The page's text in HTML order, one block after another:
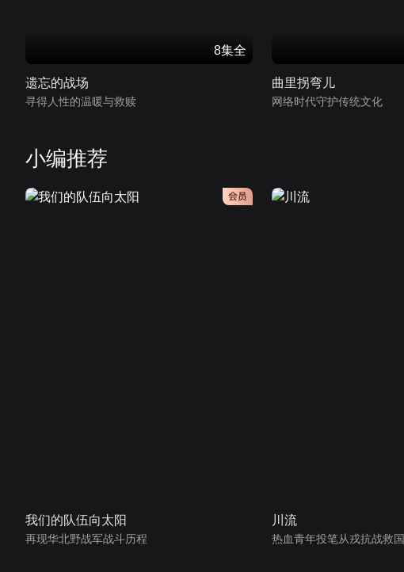
8集全
遗忘的战场
寻得人性的温暖与救赎
曲里拐弯儿
网络时代守护传统文化
小编推荐
会员
我们的队伍向太阳
再现华北野战军战斗历程
川流
热血青年投笔从戎抗战救国